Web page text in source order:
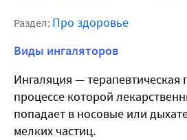
Раздел: Про здоровье
Виды ингаляторов
Ингаляция — терапевтическая
процессе которой
попадает в носовые или
мелких частиц.